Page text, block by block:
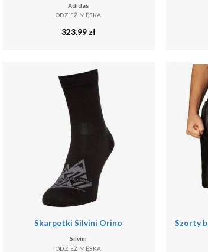
Adidas
ODZIEŻ MĘSKA
323.99zł
Skarpetki Silvini Orino
Silvini
ODZIEŻ MĘSKA